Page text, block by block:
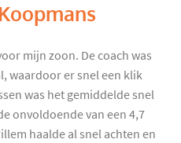
mijn zoon. De coach was
waardoor er snel een klik
was het gemiddelde snel
onvoldoende van een 4,7
haalde al snel achten en